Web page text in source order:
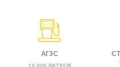
АГЗС
10 000 ЛИТРОВ